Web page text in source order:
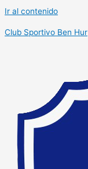
Ir al contenido
Club Sportivo Ben Hur